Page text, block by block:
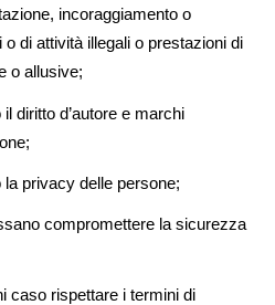
incoraggiamento o
di attività illegali o prestazioni di
o allusive;
d’autore e marchi
delle persone;
compromettere la sicurezza
caso rispettare i termini di